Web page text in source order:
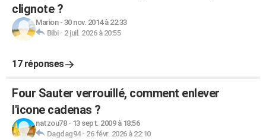
clignote ?
Marion- 30 nov. 2014 à 22:33
Bibi- 2 juil. 2026 à 20:55
17 réponses
Four Sauter verrouillé, comment enlever
l'icone cadenas ?
natzou78- 13 sept. 2009 à 18:56
Dagdag94- 26 févr. 2026 à 22:10